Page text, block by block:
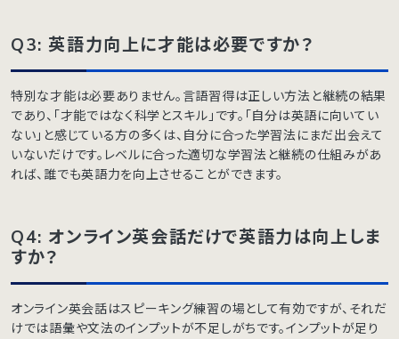
Q3: 英語力向上に才能は必要ですか？
特別な才能は必要ありません。言語習得は正しい方法と継続の結果
であり、「才能ではなく科学とスキル」です。「自分は英語に向いてい
ない」と感じている方の多くは、自分に合った学習法にまだ出会えて
いないだけです。レベルに合った適切な学習法と継続の仕組みがあ
れば、誰でも英語力を向上させることができます。
Q4: オンライン英会話だけで英語力は向上しま
すか？
オンライン英会話はスピーキング練習の場として有効ですが、それだ
けでは語彙や文法のインプットが不足しがちです。インプットが足り